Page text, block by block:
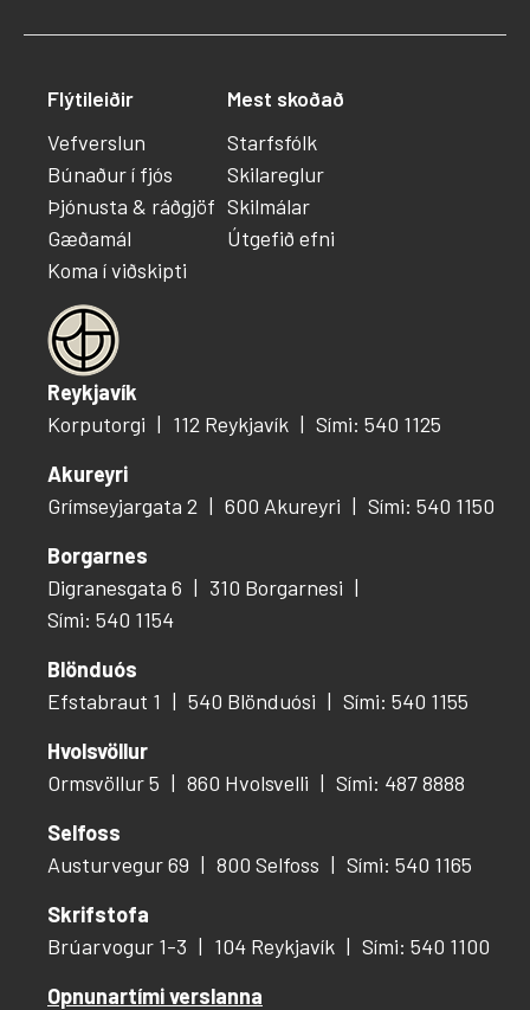
Reykjavík
Korputorgi
112 Reykjavík
Sími: 540 1125
Akureyri
Grímseyjargata 2
600 Akureyri
Sími: 540 1150
Borgarnes
Digranesgata 6
310 Borgarnesi
Sími: 540 1154
Blönduós
Efstabraut 1
540 Blönduósi
Sími: 540 1155
Hvolsvöllur
Ormsvöllur 5
860 Hvolsvelli
Sími: 487 8888
Selfoss
Austurvegur 69
800 Selfoss
Sími: 540 1165
Skrifstofa
Brúarvogur 1-3
104 Reykjavík
Sími: 540 1100
Opnunartími verslanna
Flýtileiðir
Vefverslun
Búnaður í fjós
Þjónusta & ráðgjöf
Gæðamál
Koma í viðskipti
Mest skoðað
Starfsfólk
Skilareglur
Skilmálar
Útgefið efni